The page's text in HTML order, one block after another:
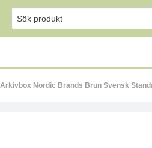
Arkivbox Nordic Brands Brun Svensk